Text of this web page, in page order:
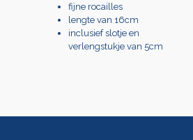
fijne rocailles
lengte van 16cm
inclusief slotje en
verlengstukje van 5cm